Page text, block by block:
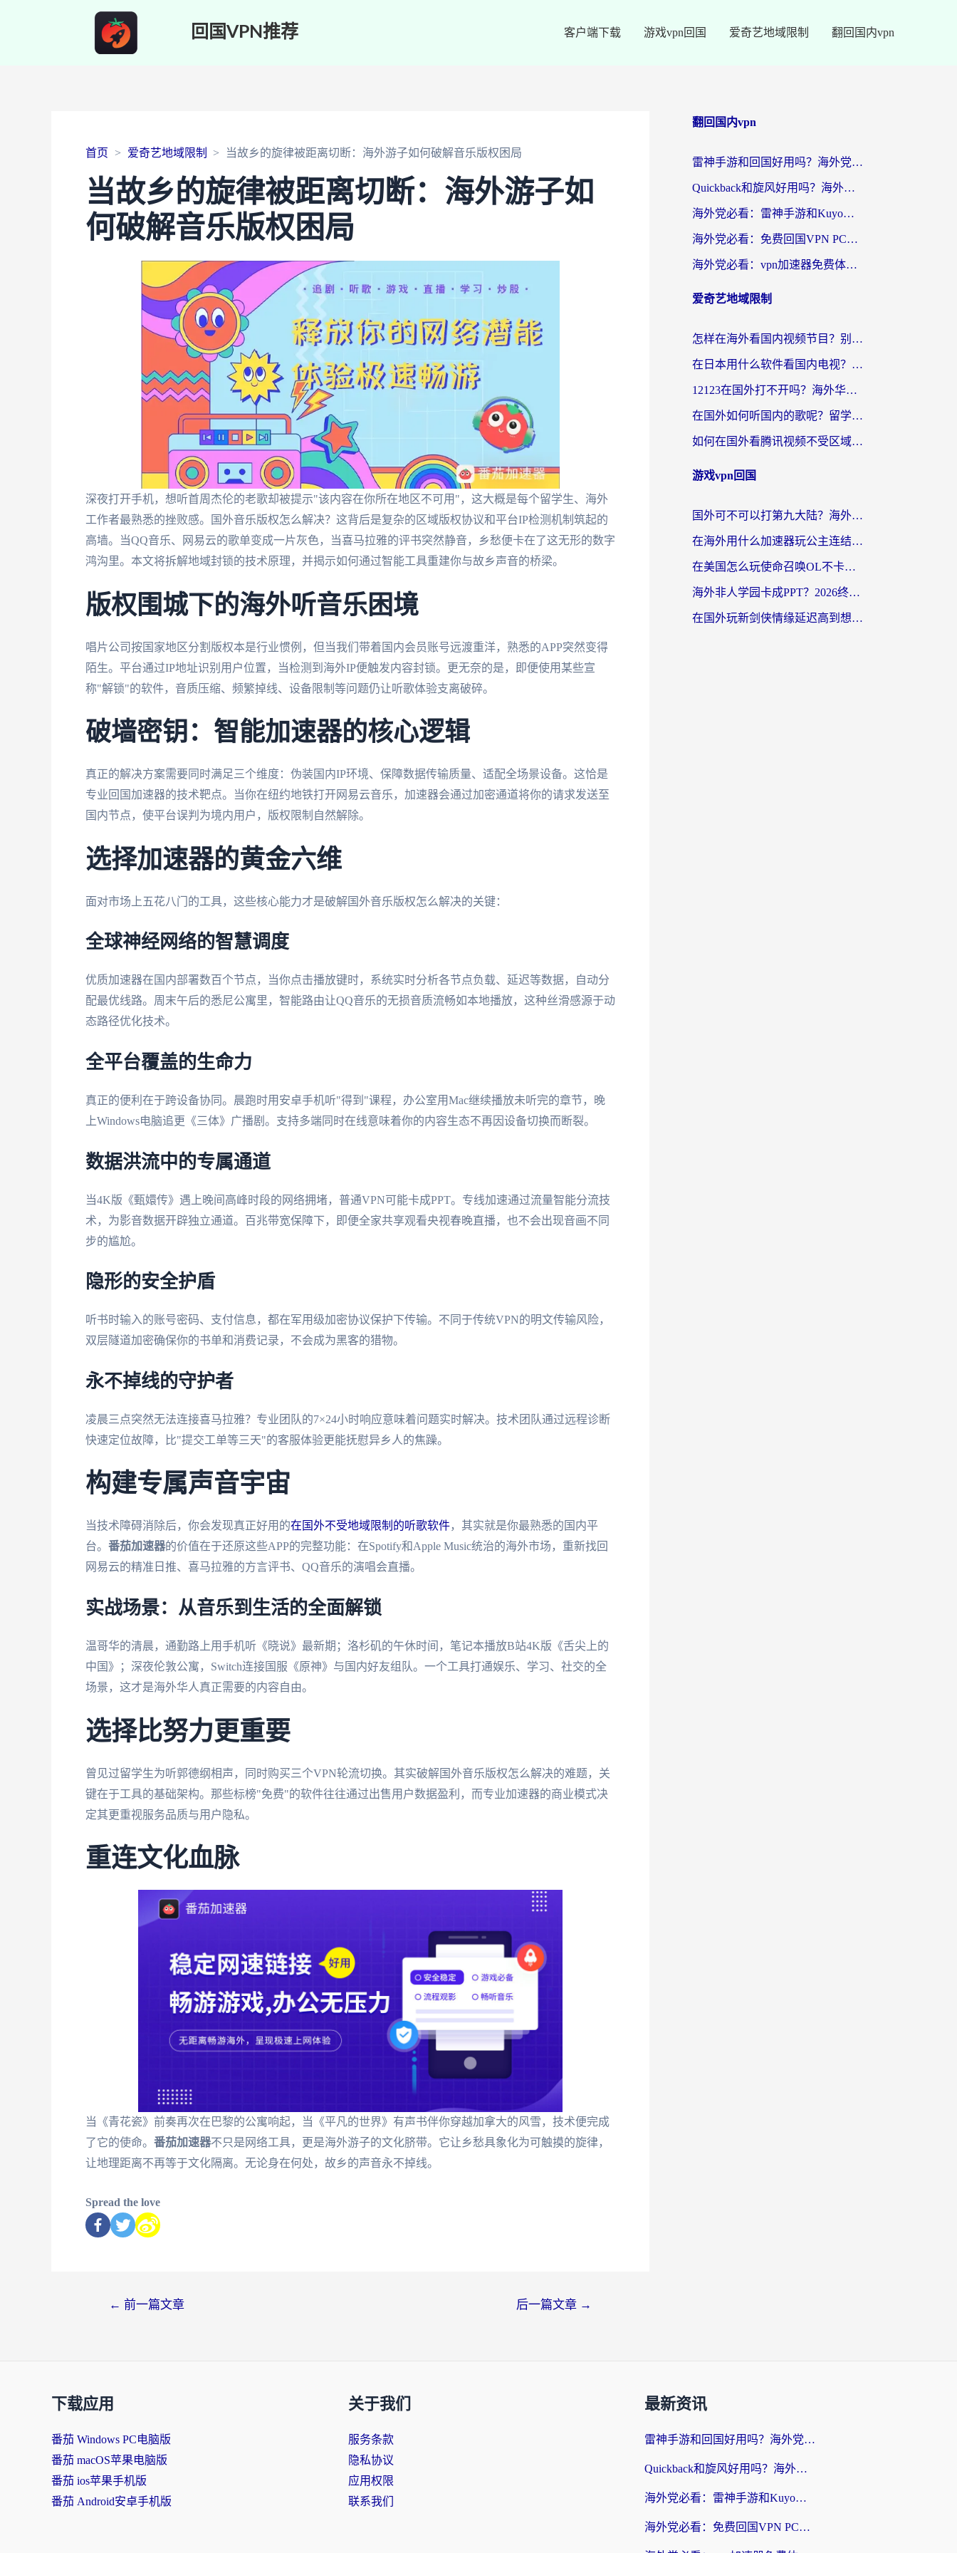
回国VPN推荐 客户端下载 游戏vpn回国 爱奇艺地域限制 翻回国内vpn
首页 爱奇艺地域限制 当故乡的旋律被距离切断：海外游子如何破解音乐版权困局
当故乡的旋律被距离切断：海外游子如
何破解音乐版权困局
深夜打开手机，想听首周杰伦的老歌却被提示"该内容在你所在地区不可用"，这大概是每个留学生、海外
工作者最熟悉的挫败感。国外音乐版权怎么解决？这背后是复杂的区域版权协议和平台IP检测机制筑起的
高墙。当QQ音乐、网易云的歌单变成一片灰色，当喜马拉雅的评书突然静音，乡愁便卡在了这无形的数字
鸿沟里。本文将拆解地域封锁的技术原理，并揭示如何通过智能工具重建你与故乡声音的桥梁。
版权围城下的海外听音乐困境
唱片公司按国家地区分割版权本是行业惯例，但当我们带着国内会员账号远渡重洋，熟悉的APP突然变得
陌生。平台通过IP地址识别用户位置，当检测到海外IP便触发内容封锁。更无奈的是，即便使用某些宣
称"解锁"的软件，音质压缩、频繁掉线、设备限制等问题仍让听歌体验支离破碎。
破墙密钥：智能加速器的核心逻辑
真正的解决方案需要同时满足三个维度：伪装国内IP环境、保障数据传输质量、适配全场景设备。这恰是
专业回国加速器的技术靶点。当你在纽约地铁打开网易云音乐，加速器会通过加密通道将你的请求发送至
国内节点，使平台误判为境内用户，版权限制自然解除。
选择加速器的黄金六维
面对市场上五花八门的工具，这些核心能力才是破解国外音乐版权怎么解决的关键：
全球神经网络的智慧调度
优质加速器在国内部署数百个节点，当你点击播放键时，系统实时分析各节点负载、延迟等数据，自动分
配最优线路。周末午后的悉尼公寓里，智能路由让QQ音乐的无损音质流畅如本地播放，这种丝滑感源于动
态路径优化技术。
全平台覆盖的生命力
真正的便利在于跨设备协同。晨跑时用安卓手机听"得到"课程，办公室用Mac继续播放未听完的章节，晚
上Windows电脑追更《三体》广播剧。支持多端同时在线意味着你的内容生态不再因设备切换而断裂。
数据洪流中的专属通道
当4K版《甄嬛传》遇上晚间高峰时段的网络拥堵，普通VPN可能卡成PPT。专线加速通过流量智能分流技
术，为影音数据开辟独立通道。百兆带宽保障下，即便全家共享观看央视春晚直播，也不会出现音画不同
步的尴尬。
隐形的安全护盾
听书时输入的账号密码、支付信息，都在军用级加密协议保护下传输。不同于传统VPN的明文传输风险，
双层隧道加密确保你的书单和消费记录，不会成为黑客的猎物。
永不掉线的守护者
凌晨三点突然无法连接喜马拉雅？专业团队的7×24小时响应意味着问题实时解决。技术团队通过远程诊断
快速定位故障，比"提交工单等三天"的客服体验更能抚慰异乡人的焦躁。
构建专属声音宇宙
当技术障碍消除后，你会发现真正好用的在国外不受地域限制的听歌软件，其实就是你最熟悉的国内平
台。 番茄加速器的价值在于还原这些APP的完整功能：在Spotify和Apple Music统治的海外市场，重新找回
网易云的精准日推、喜马拉雅的方言评书、QQ音乐的演唱会直播。
实战场景：从音乐到生活的全面解锁
温哥华的清晨，通勤路上用手机听《晓说》最新期；洛杉矶的午休时间，笔记本播放B站4K版《舌尖上的
中国》；深夜伦敦公寓，Switch连接国服《原神》与国内好友组队。一个工具打通娱乐、学习、社交的全
场景，这才是海外华人真正需要的内容自由。
选择比努力更重要
曾见过留学生为听郭德纲相声，同时购买三个VPN轮流切换。其实破解国外音乐版权怎么解决的难题，关
键在于工具的基础架构。那些标榜"免费"的软件往往通过出售用户数据盈利，而专业加速器的商业模式决
定其更重视服务品质与用户隐私。
重连文化血脉
当《青花瓷》前奏再次在巴黎的公寓响起，当《平凡的世界》有声书伴你穿越加拿大的风雪，技术便完成
了它的使命。 番茄加速器不只是网络工具，更是海外游子的文化脐带。它让乡愁具象化为可触摸的旋律，
让地理距离不再等于文化隔离。无论身在何处，故乡的声音永不掉线。
Spread the love
← 前一篇文章 后一篇文章 →
翻回国内vpn
雷神手游和回国好用吗？海外党亲测：选对加速器才能无缝刷剧打游戏
Quickback和旋风好用吗？海外华人亲测：选对回国加速器才能无缝看央视5
海外党必看：雷神手游和Kuyo好用吗？3款回国加速器实测+避坑指南
海外党必看：免费回国VPN PC真的能用？附国内高速VPN选择全攻略
海外党必看：vpn加速器免费体验？选对回国加速器才能无缝刷国内剧玩国服
爱奇艺地域限制
怎样在海外看国内视频节目？别再踩坑！留学生和海外华人的专属解决方案
在日本用什么软件看国内电视？这篇攻略帮你告别地域限制
12123在国外打不开吗？海外华人亲测有效的回国加速方案
在国外如何听国内的歌呢？留学生亲测有效的回国加速方案
如何在国外看腾讯视频不受区域限制？留学生亲测有效的回国加速指南
游戏vpn回国
国外可不可以打第九大陆？海外玩家国服畅玩终极指南（附3大热门游戏解决妙招）
在海外用什么加速器玩公主连结：Re？老玩家亲测的稳定方案来了
在美国怎么玩使命召唤OL不卡？海外党亲测有效的国服游戏加速器指南
海外非人学园卡成PPT？2026终极加速器指南：从暗区突围到王国纪元，一篇搞定
在国外玩新剑侠情缘延迟高到想摔手机？海外玩家亲测有效的加速器选择指南
下载应用
番茄 Windows PC电脑版
番茄 macOS苹果电脑版
番茄 ios苹果手机版
番茄 Android安卓手机版
关于我们
服务条款
隐私协议
应用权限
联系我们
最新资讯
雷神手游和回国好用吗？海外党亲测：选对加速器才能无缝刷剧打游戏
Quickback和旋风好用吗？海外华人亲测：选对回国加速器才能无缝看央视5
海外党必看：雷神手游和Kuyo好用吗？3款回国加速器实测+避坑指南
海外党必看：免费回国VPN PC真的能用？附国内高速VPN选择全攻略